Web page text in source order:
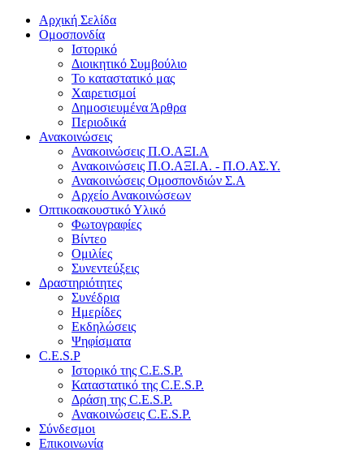
Αρχική Σελίδα
Ομοσπονδία
Ιστορικό
Διοικητικό Συμβούλιο
Το καταστατικό μας
Χαιρετισμοί
Δημοσιευμένα Άρθρα
Περιοδικά
Ανακοινώσεις
Ανακοινώσεις Π.Ο.ΑΞΙ.Α
Ανακοινώσεις Π.Ο.ΑΞΙ.Α. - Π.Ο.ΑΣ.Υ.
Ανακοινώσεις Ομοσπονδιών Σ.Α
Αρχείο Ανακοινώσεων
Οπτικοακουστικό Υλικό
Φωτογραφίες
Βίντεο
Ομιλίες
Συνεντεύξεις
Δραστηριότητες
Συνέδρια
Ημερίδες
Εκδηλώσεις
Ψηφίσματα
C.E.S.P
Ιστορικό της C.E.S.P.
Καταστατικό της C.E.S.P.
Δράση της C.E.S.P.
Ανακοινώσεις C.E.S.P.
Σύνδεσμοι
Επικοινωνία